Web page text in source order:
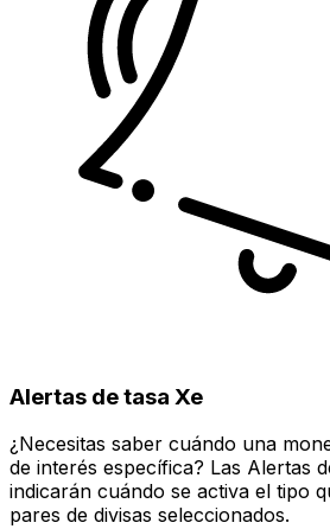
Alertas de tasa Xe
¿Necesitas saber cuándo una
de interés específica? Las Alertas
indicarán cuándo se activa el tipo
pares de divisas seleccionados.